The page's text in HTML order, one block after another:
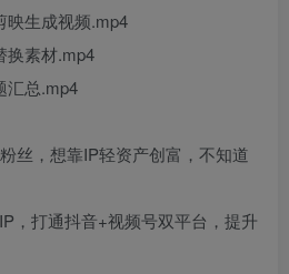
映生成视频.mp4
换素材.mp4
汇总.mp4
丝，想靠IP轻资产创富，不知道
，打通抖音+视频号双平台，提升